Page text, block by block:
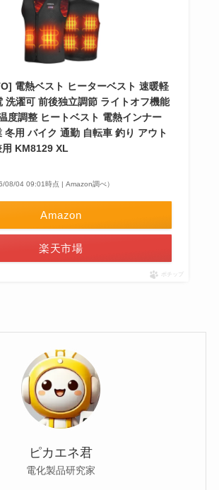
電熱ベスト ヒーターベスト 速暖軽
洗濯可 前後独立調節 ライトオフ機能
度調整 ヒートベスト 電熱インナー
冬用 バイク 通勤 自転車 釣り アウト
用 KM8129 XL
08/04 09:01時点 | Amazon調べ）
Amazon
楽天市場
ポチップ
ピカエネ君
電化製品研究家